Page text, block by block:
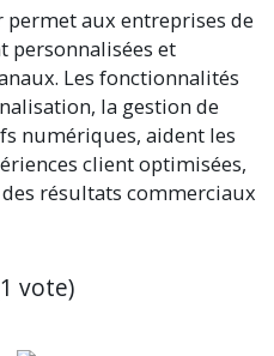
permet aux entreprises de
personnalisées et
Les fonctionnalités
la gestion de
numériques, aident les
client optimisées,
résultats commerciaux
vote)